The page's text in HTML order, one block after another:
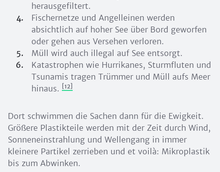
herausgefiltert.
Fischernetze und Angelleinen werden
absichtlich auf hoher See über Bord geworfen
oder gehen aus Versehen verloren.
Müll wird auch illegal auf See entsorgt.
Katastrophen wie Hurrikanes, Sturmfluten und
Tsunamis tragen Trümmer und Müll aufs Meer
hinaus.
[12]
Dort schwimmen die Sachen dann für die Ewigkeit.
Größere Plastikteile werden mit der Zeit durch Wind,
Sonneneinstrahlung und Wellengang in immer
kleinere Partikel zerrieben und et voilà: Mikroplastik
bis zum Abwinken.